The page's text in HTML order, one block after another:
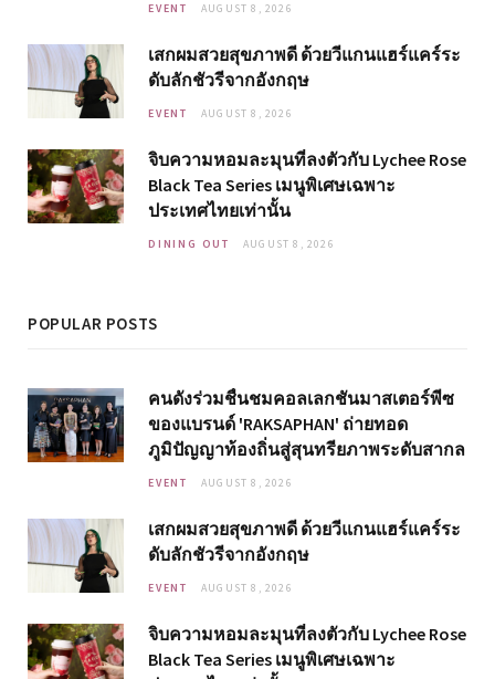
EVENT AUGUST 8, 2026
เสกผมสวยสุขภาพดี ด้วยวีแกนแฮร์แคร์ระ
ดับลักชัวรีจากอังกฤษ
EVENT AUGUST 8, 2026
จิบความหอมละมุนที่ลงตัวกับ Lychee Rose
Black Tea Series เมนูพิเศษเฉพาะ
ประเทศไทยเท่านั้น
DINING OUT AUGUST 8, 2026
POPULAR POSTS
คนดังร่วมชื่นชมคอลเลกชันมาสเตอร์พีซ
ของแบรนด์ 'RAKSAPHAN' ถ่ายทอด
ภูมิปัญญาท้องถิ่นสู่สุนทรียภาพระดับสากล
EVENT AUGUST 8, 2026
เสกผมสวยสุขภาพดี ด้วยวีแกนแฮร์แคร์ระ
ดับลักชัวรีจากอังกฤษ
EVENT AUGUST 8, 2026
จิบความหอมละมุนที่ลงตัวกับ Lychee Rose
Black Tea Series เมนูพิเศษเฉพาะ